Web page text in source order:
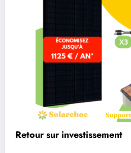
Retour sur investissement